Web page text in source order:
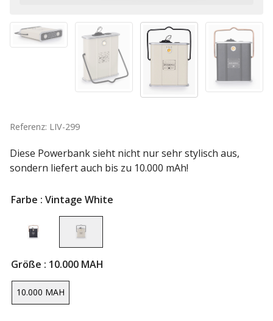
Referenz: LIV-299
Diese Powerbank sieht nicht nur sehr stylisch aus,
sondern liefert auch bis zu 10.000 mAh!
Farbe : Vintage White
Größe : 10.000 MAH
10.000 MAH